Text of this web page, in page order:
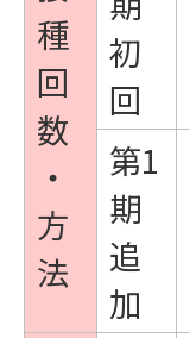
種
回
数
・
方
法
初
回
第1
期
追
加